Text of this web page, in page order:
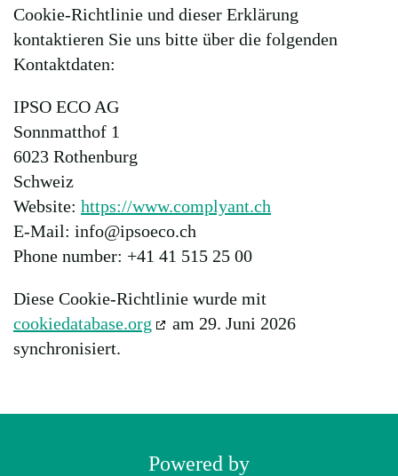
Cookie-Richtlinie und dieser Erklärung
kontaktieren Sie uns bitte über die folgenden
Kontaktdaten:
IPSO ECO AG
Sonnmatthof 1
6023 Rothenburg
Schweiz
Website: https://www.complyant.ch
E-Mail: info@ipsoeco.ch
Phone number: +41 41 515 25 00
Diese Cookie-Richtlinie wurde mit
cookiedatabase.org
am 29. Juni 2026
synchronisiert.
Powered by